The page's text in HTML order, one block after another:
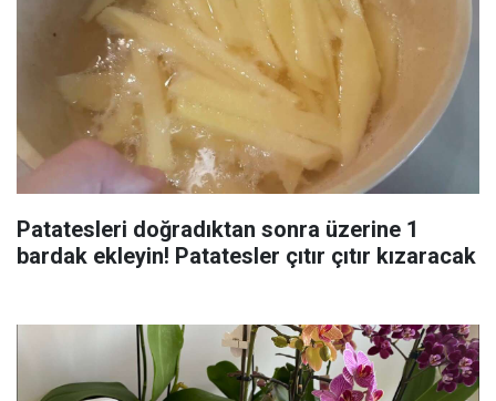
Patatesleri doğradıktan sonra üzerine 1
bardak ekleyin! Patatesler çıtır çıtır kızaracak